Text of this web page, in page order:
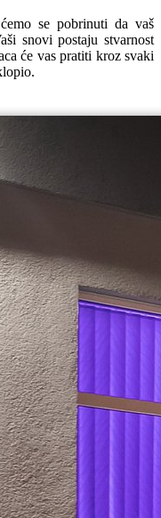
se pobrinuti da vaš
snovi postaju stvarnost
će vas pratiti kroz svaki